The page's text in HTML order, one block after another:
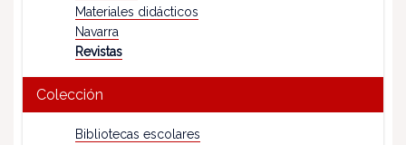
Materiales didácticos
Navarra
Revistas
Colección
Bibliotecas escolares